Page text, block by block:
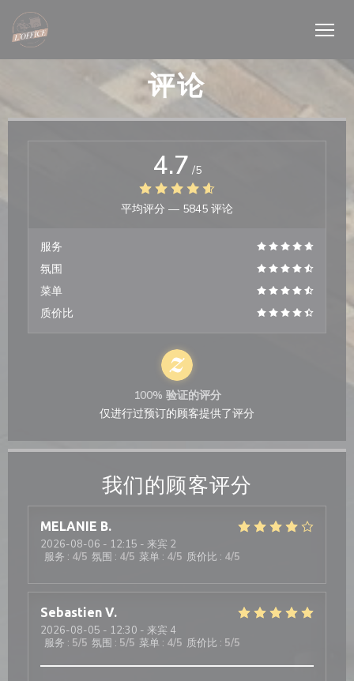
Cookie管理面板
评论
我们的顾客评分
MELANIE B
2026-08-06 - 12:15 - 来宾 2
服务 : 4/5 氛围 : 4/5 菜单 : 4/5 质价比 : 4/5
Sebastien V
2026-08-05 - 12:30 - 来宾 4
服务 : 5/5 氛围 : 5/5 菜单 : 4/5 质价比 : 5/5
4.7 /5
平均评分 — 5845 评论
服务
氛围
菜单
质价比
100% 验证的评分
仅进行过预订的顾客提供了评分